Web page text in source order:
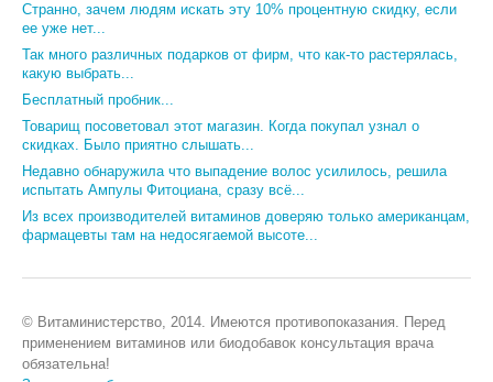
Странно, зачем людям искать эту 10% процентную скидку, если
ее уже нет...
Так много различных подарков от фирм, что как-то растерялась,
какую выбрать...
Бесплатный пробник...
Товарищ посоветовал этот магазин. Когда покупал узнал о
скидках. Было приятно слышать...
Недавно обнаружила что выпадение волос усилилось, решила
испытать Ампулы Фитоциана, сразу всё...
Из всех производителей витаминов доверяю только американцам,
фармацевты там на недосягаемой высоте...
© Витаминистерство, 2014. Имеются противопоказания. Перед
применением витаминов или биодобавок консультация врача
обязательна!